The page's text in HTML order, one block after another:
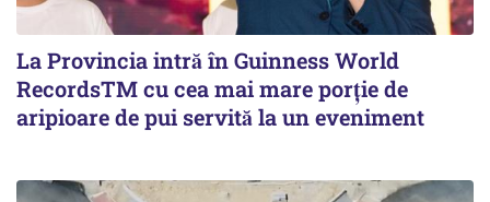
La Provincia intră în Guinness World
RecordsTM cu cea mai mare porție de
aripioare de pui servită la un eveniment